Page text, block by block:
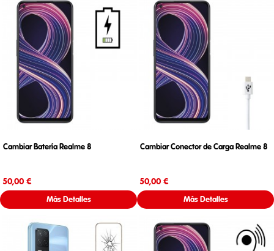
Cambiar Batería Realme 8
50,00 €
Más Detalles
Cambiar Conector de Carga Realme 8
50,00 €
Más Detalles